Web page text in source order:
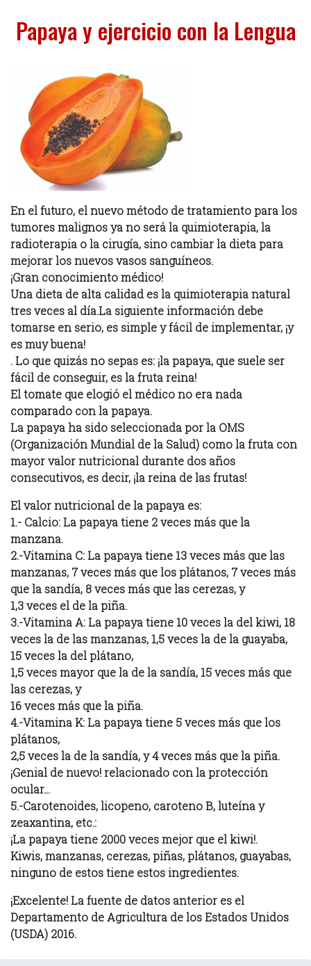
Papaya y ejercicio con la Lengua
En el futuro, el nuevo método de tratamiento para los
tumores malignos ya no será la quimioterapia, la
radioterapia o la cirugía, sino cambiar la dieta para
mejorar los nuevos vasos sanguíneos.
¡Gran conocimiento médico!
Una dieta de alta calidad es la quimioterapia natural
tres veces al día.La siguiente información debe
tomarse en serio, es simple y fácil de implementar, ¡y
es muy buena!
‭‭. Lo que quizás no sepas es: ¡la papaya, que suele ser
fácil de conseguir, es la fruta reina!‬‬
El tomate que elogió el médico no era nada
comparado con la papaya.
La papaya ha sido seleccionada por la OMS
(Organización Mundial de la Salud) como la fruta con
mayor valor nutricional durante dos años
consecutivos, es decir, ¡la reina de las frutas!
El valor nutricional de la papaya es:
1.- Calcio: La papaya tiene 2 veces más que la
manzana.
2.-Vitamina C: La papaya tiene 13 veces más que las
manzanas, 7 veces más que los plátanos, 7 veces más
que la sandía, 8 veces más que las cerezas, y
1,3 veces el de la piña.
3.-Vitamina A: La papaya tiene 10 veces la del kiwi, 18
veces la de las manzanas, 1,5 veces la de la guayaba,
15 veces la del plátano,
1,5 veces mayor que la de la sandía, 15 veces más que
las cerezas, y
16 veces más que la piña.
4.-Vitamina K: La papaya tiene 5 veces más que los
plátanos,
2,5 veces la de la sandía, y 4 veces más que la piña.
¡Genial de nuevo! relacionado con la protección
ocular...
5.-Carotenoides, licopeno, caroteno B, luteína y
zeaxantina, etc.:
¡La papaya tiene 2000 veces mejor que el kiwi!.
Kiwis, manzanas, cerezas, piñas, plátanos, guayabas,
ninguno de estos tiene estos ingredientes.
¡Excelente! La fuente de datos anterior es el
Departamento de Agricultura de los Estados Unidos
(USDA) 2016.